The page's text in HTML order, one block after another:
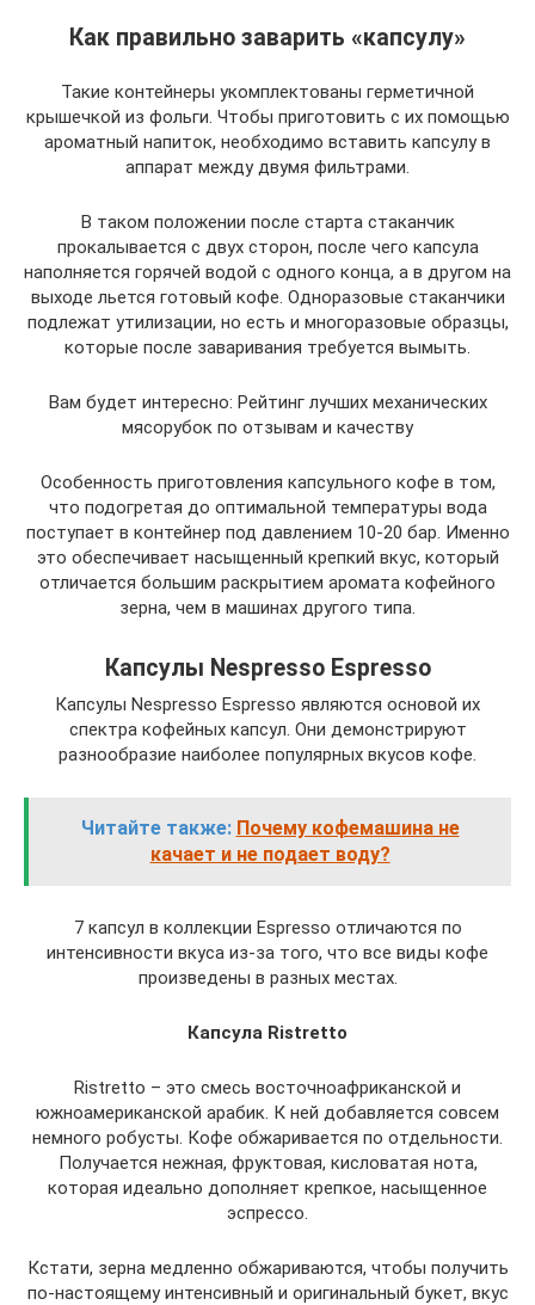
Как правильно заварить «капсулу»
Такие контейнеры укомплектованы герметичной
крышечкой из фольги. Чтобы приготовить с их помощью
ароматный напиток, необходимо вставить капсулу в
аппарат между двумя фильтрами.
В таком положении после старта стаканчик
прокалывается с двух сторон, после чего капсула
наполняется горячей водой с одного конца, а в другом на
выходе льется готовый кофе. Одноразовые стаканчики
подлежат утилизации, но есть и многоразовые образцы,
которые после заваривания требуется вымыть.
Вам будет интересно: Рейтинг лучших механических
мясорубок по отзывам и качеству
Особенность приготовления капсульного кофе в том,
что подогретая до оптимальной температуры вода
поступает в контейнер под давлением 10-20 бар. Именно
это обеспечивает насыщенный крепкий вкус, который
отличается большим раскрытием аромата кофейного
зерна, чем в машинах другого типа.
Капсулы Nespresso Espresso
Капсулы Nespresso Espresso являются основой их
спектра кофейных капсул. Они демонстрируют
разнообразие наиболее популярных вкусов кофе.
Читайте также: Почему кофемашина не
качает и не подает воду?
7 капсул в коллекции Espresso отличаются по
интенсивности вкуса из-за того, что все виды кофе
произведены в разных местах.
Капсула Ristretto
Ristretto – это смесь восточноафриканской и
южноамериканской арабик. К ней добавляется совсем
немного робусты. Кофе обжаривается по отдельности.
Получается нежная, фруктовая, кисловатая нота,
которая идеально дополняет крепкое, насыщенное
эспрессо.
Кстати, зерна медленно обжариваются, чтобы получить
по-настоящему интенсивный и оригинальный букет, вкус